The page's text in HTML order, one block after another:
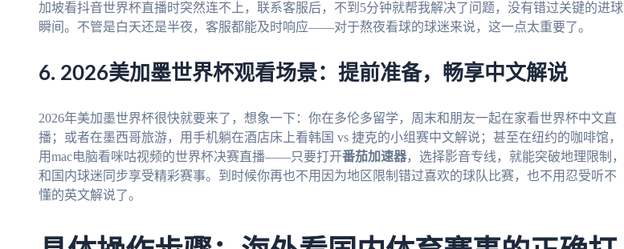
加坡看抖音世界杯直播时突然连不上，联系客服后，不到5分钟就帮我解决了问题，没有错过关键的进球
瞬间。不管是白天还是半夜，客服都能及时响应——对于熬夜看球的球迷来说，这一点太重要了。
6. 2026美加墨世界杯观看场景：提前准备，畅享中文解说
2026年美加墨世界杯很快就要来了，想象一下：你在多伦多留学，周末和朋友一起在家看世界杯中文直
播；或者在墨西哥旅游，用手机躺在酒店床上看韩国 vs 捷克的小组赛中文解说；甚至在纽约的咖啡馆，
用mac电脑看咪咕视频的世界杯决赛直播——只要打开番茄加速器，选择影音专线，就能突破地理限制，
和国内球迷同步享受精彩赛事。到时候你再也不用因为地区限制错过喜欢的球队比赛，也不用忍受听不
懂的英文解说了。